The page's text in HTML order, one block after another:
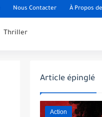
Nous Contacter À Propos
Thriller
Article épinglé
Action